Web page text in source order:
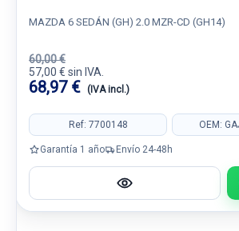
MAZDA 6 SEDÁN (GH) 2.0 MZR-CD (GH14)
60,00 €
57,00 € sin IVA.
68,97 € (IVA incl.)
Ref: 7700148 OEM:
Garantía 1 año Envío 24-48h